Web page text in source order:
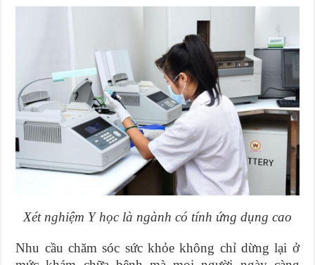
Xét nghiệm Y học là ngành có tính ứng dụng cao
Nhu cầu chăm sóc sức khỏe không chỉ dừng lại ở